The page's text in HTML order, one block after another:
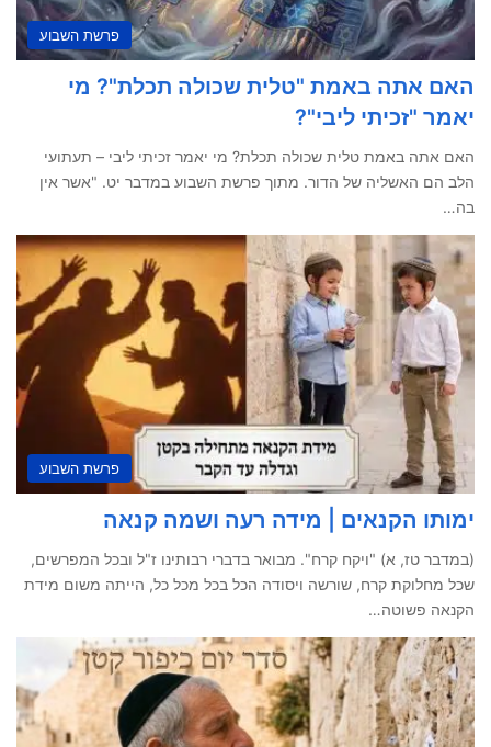
פרשת השבוע
האם אתה באמת "טלית שכולה תכלת"? מי
יאמר "זכיתי ליבי"?
האם אתה באמת טלית שכולה תכלת? מי יאמר זכיתי ליבי – תעתועי
הלב הם האשליה של הדור. מתוך פרשת השבוע במדבר יט. "אשר אין
בה…
פרשת השבוע
ימותו הקנאים | מידה רעה ושמה קנאה
(במדבר טז, א) "ויקח קרח". מבואר בדברי רבותינו ז"ל ובכל המפרשים,
שכל מחלוקת קרח, שורשה ויסודה הכל בכל מכל כל, הייתה משום מידת
הקנאה פשוטה…